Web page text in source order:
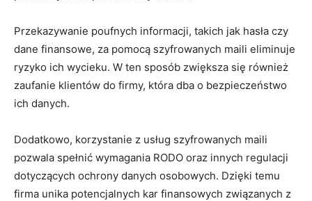
Przekazywanie poufnych informacji, takich jak hasła czy
dane finansowe, za pomocą szyfrowanych maili eliminuje
ryzyko ich wycieku. W ten sposób zwiększa się również
zaufanie klientów do firmy, która dba o bezpieczeństwo
ich danych.
Dodatkowo, korzystanie z usług szyfrowanych maili
pozwala spełnić wymagania RODO oraz innych regulacji
dotyczących ochrony danych osobowych. Dzięki temu
firma unika potencjalnych kar finansowych związanych z